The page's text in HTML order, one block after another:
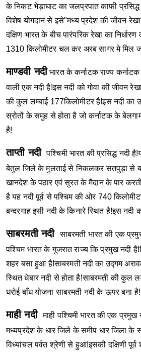
के निकट भेड़ाघाट का जलप्रपात काफी
विशेष योगदान से इसे"मध्य प्रदेश की जीवन
दक्षिण भारत के बीच पारंपरिक रेखा का
1310 किलोमीटर चल कर अरब सागर मे मिल
माण्डवी नदी भारत के कर्नाटक राज्य
वाली एक नदी है!इस नदी को गोवा की जीवन
की कुल लम्बाई 177किलोमीटर है!इस नदी का
स्रोतों के समुह से होता है जो कर्नाटक के
है!
ताप्ती नदी पश्चिमी भारत की प्रसिद्ध नदी
बेतुल जिले के मुलताई से निकलकर सतपुड़ा से
खानदेश के पठार एवं सुरत के मैदान के पार
है यह नदी पूर्व से पश्चिम की ओर 740
बन्दरगाह इसी नदी के किनारे स्थित है!इस नदी
साबरमती नदी साबरमती भारत की एक
पश्चिम भारत के गुजरात राज्य कि प्रमुख नदी
शहर बसा हुआ है!साबरमती नदी का उद्गम
स्थित धेबार नदी से होता है!साबरमती की कुल
धरोई बाँध योजना साबरमती नदी के ऊपर बना है!
माही नदी माही पश्चिमी भारत की एक प्रमुख
मध्यप्रदेश के धार जिले के समीप धार जिला के
विध्यांचल पर्वत श्रेणी से हुआ!इसकी दक्षिणी पूर्व